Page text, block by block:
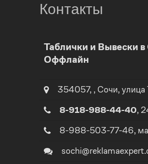
Контакты
Таблички и Вывески
Оффлайн
354057, , Сочи, улица
8-918-988-44-40,
8-988-503-77-46,
2
4
2
4